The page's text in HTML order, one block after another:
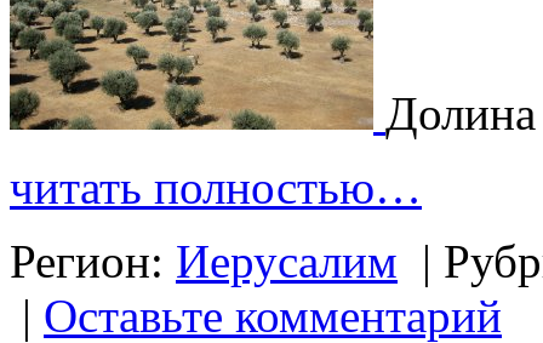
читать полностью…
Регион: Иерусалим |
| Оставьте комментарий